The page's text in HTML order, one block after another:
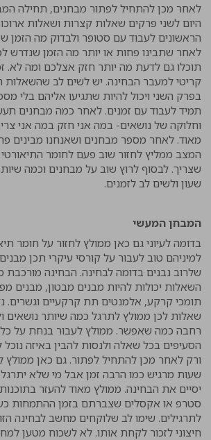
לאחר מכן להתחיל לפתור מבחנים, תחילה
היום לשני פרקים שאלות קצרות ושאלות
הראשונים לעבוד עם סטופר ולבדוק מה הזמן
לאחר שתבינו פחות או יותר מה הזמן שנדרש
תוכלו גם לדעת מה יותר חזק אצלכם ומה לא.
קריטי למעבר הבחינה. יש לשים לב שהשאלות
בפרק השני ויכול להיות שתגיעו אליהם בלי
תמיד לעבוד עם זמנים. לאחר כמה מבחנים
וחלוקה של נושאים- במה אני חזק במה אני
מאוד. לאחר מספר מבחנים ושאנחנו מבינים
המצב ממליץ לחזור שוב פעם לחומר
שצריך. לבסוף לרוץ שוב על מבחנים וכמה
שעון ולשים לב לזמנים.
המבחן המעשי
בדומה לעיוני גם כאן ממולץ לחזור על חומר
למיניהם טוב לעבור על קורסי עיקרי תכן
שלרוב נבנים בדומה לבחינה. הבחינה
השאלות יכולות להיות מבנים מבטון, מבנים
שאלות לכן ממולץ לתרגל כמה שיותר נושאים
רחבה כמה שאפשר. ממולץ לעבור בנחת על כל
הסעיפים בכל שאלה ולנסות להבין באיזה נוכל
שעות מרגיש כמו הרבה זמן אבל מי שלא
יסיים את הבחינה. ממולץ מאוד להעזר
סטרפ או אקסלים שצברתם בזמן ההתמחות
לתרגילים. שימו לב שלוקחים מחשב לבחינה
חיצוני לזכור לקחת אותו. לא לשכוח מטען